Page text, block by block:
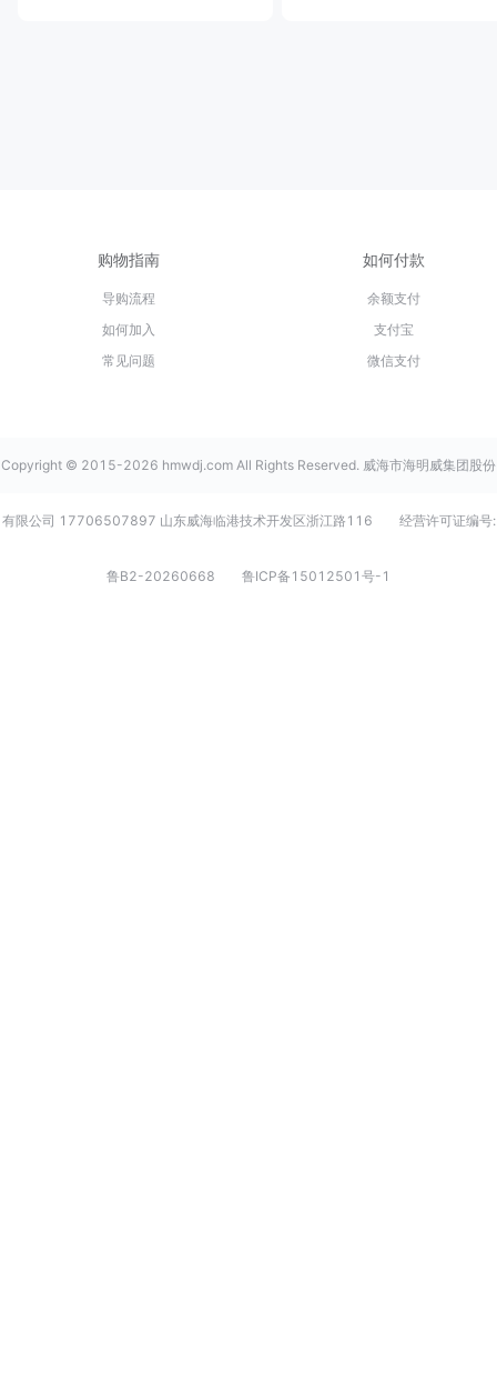
购物指南
导购流程
如何加入
常见问题
如何付款
余额支付
支付宝
微信支付
Copyright © 2015-2026 hmwdj.com All Rights Reserved. 威海市海明威集团股份
有限公司 17706507897 山东威海临港技术开发区浙江路116 经营许可证编号:
鲁B2-20260668 鲁ICP备15012501号-1